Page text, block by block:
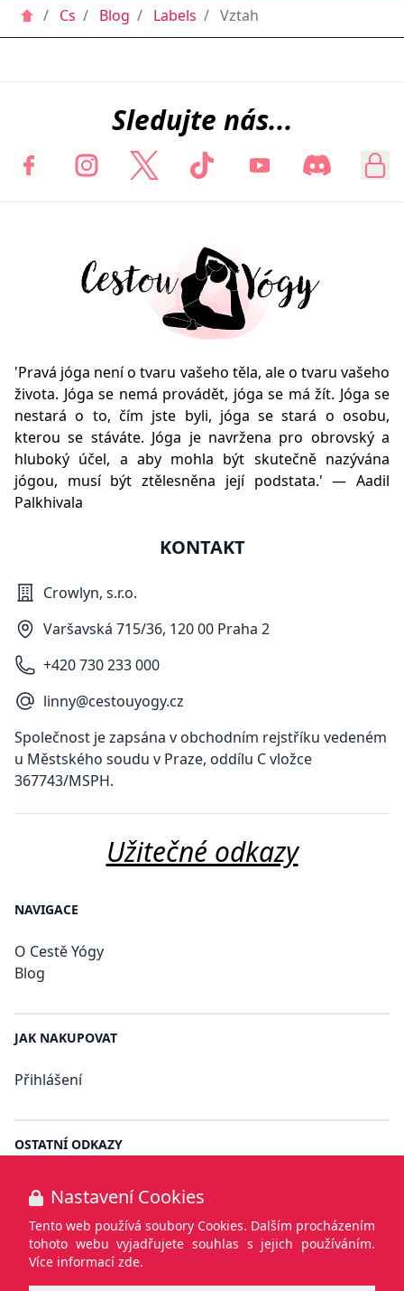
/ Cs / Blog / Labels / Vztah
Sledujte nás...
'Pravá jóga není o tvaru vašeho těla, ale o tvaru vašeho
života. Jóga se nemá provádět, jóga se má žít. Jóga se
nestará o to, čím jste byli, jóga se stará o osobu,
kterou se stáváte. Jóga je navržena pro obrovský a
hluboký účel, a aby mohla být skutečně nazývána
jógou, musí být ztělesněna její podstata.' — Aadil
Palkhivala
KONTAKT
Crowlyn, s.r.o.
Varšavská 715/36, 120 00 Praha 2
+420 730 233 000
linny@cestouyogy.cz
Společnost je zapsána v obchodním rejstříku vedeném
u Městského soudu v Praze, oddílu C vložce
367743/MSPH.
Užitečné odkazy
NAVIGACE
O Cestě Yógy
Blog
JAK NAKUPOVAT
Přihlášení
OSTATNÍ ODKAZY
Obchodní podmínky
Informace o zpracování osobních údajů
Cookies
Nastavení Cookies
Tento web používá soubory Cookies. Dalším procházením
tohoto webu vyjadřujete souhlas s jejich používáním.
Více informací zde.